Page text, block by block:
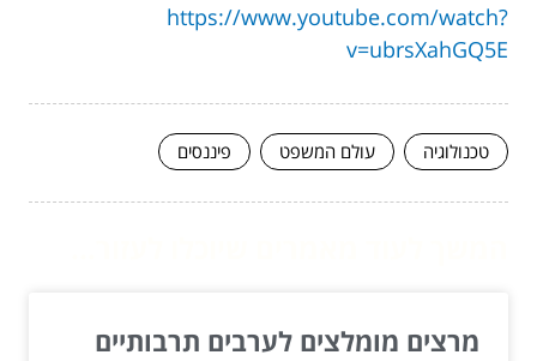
https://www.youtube.com/watch?
v=ubrsXahGQ5E
טכנולוגיה עולם המשפט פיננסים
מרצים מומלצים לערבים תרבותיים